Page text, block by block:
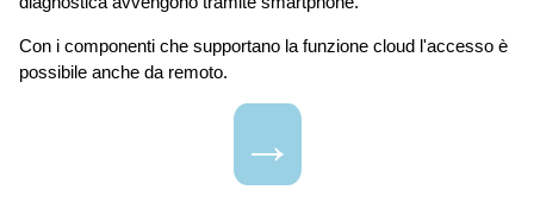
Con i componenti che supportano la funzione cloud l'accesso è
possibile anche da remoto.
→